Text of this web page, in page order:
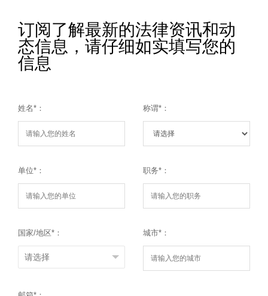
订阅了解最新的法律资讯和动
态信息，请仔细如实填写您的
信息
姓名*：
单位*：
国家/地区*：
称谓*：
职务*：
城市*：